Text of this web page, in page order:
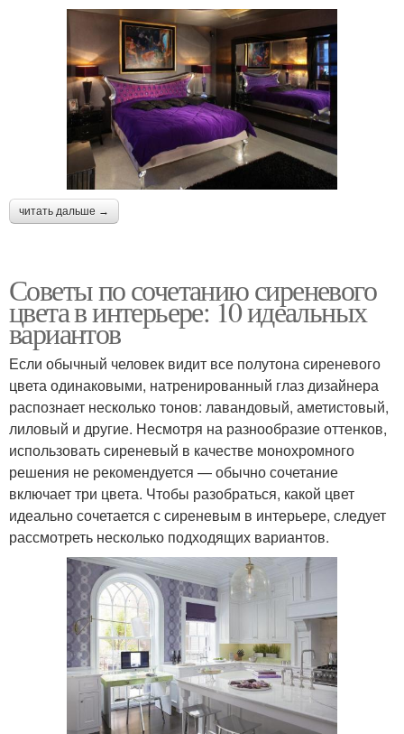
читать дальше →
Советы по сочетанию сиреневого
цвета в интерьере: 10 идеальных
вариантов
Если обычный человек видит все полутона сиреневого
цвета одинаковыми, натренированный глаз дизайнера
распознает несколько тонов: лавандовый, аметистовый,
лиловый и другие. Несмотря на разнообразие оттенков,
использовать сиреневый в качестве монохромного
решения не рекомендуется — обычно сочетание
включает три цвета. Чтобы разобраться, какой цвет
идеально сочетается с сиреневым в интерьере, следует
рассмотреть несколько подходящих вариантов.